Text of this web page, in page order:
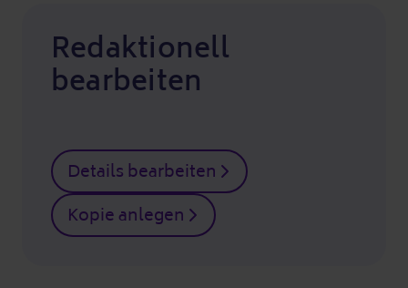
Redaktionell
bearbeiten
Details bearbeiten
Kopie anlegen